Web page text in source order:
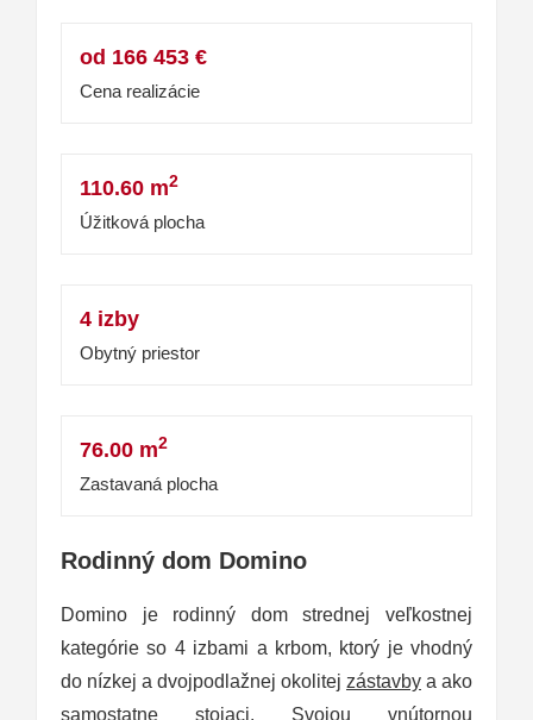
od 166 453 €
Cena realizácie
110.60 m2
Úžitková plocha
4 izby
Obytný priestor
76.00 m2
Zastavaná plocha
Rodinný dom Domino
Domino je rodinný dom strednej veľkostnej
kategórie so 4 izbami a krbom, ktorý je vhodný
do nízkej a dvojpodlažnej okolitej zástavby a ako
samostatne stojaci. Svojou vnútornou